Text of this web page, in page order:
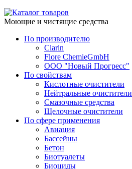
Моющие и чистящие средства
По производителю
Clarin
Flore ChemieGmbH
ООО "Новый Прогресс"
По свойствам
Кислотные очистители
Нейтральные очистители
Смазочные средства
Щелочные очистители
По сфере применения
Авиация
Бассейны
Бетон
Биотуалеты
Биоциды